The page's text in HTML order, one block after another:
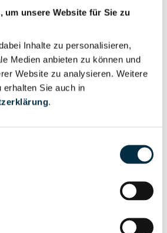
um unsere Website für Sie zu
Inhalte zu personalisieren,
Medien anbieten zu können und
Website zu analysieren. Weitere
erhalten Sie auch in
.
Vollständiges
Unternehmensprofil
Vollständiges
Unternehmensprofil